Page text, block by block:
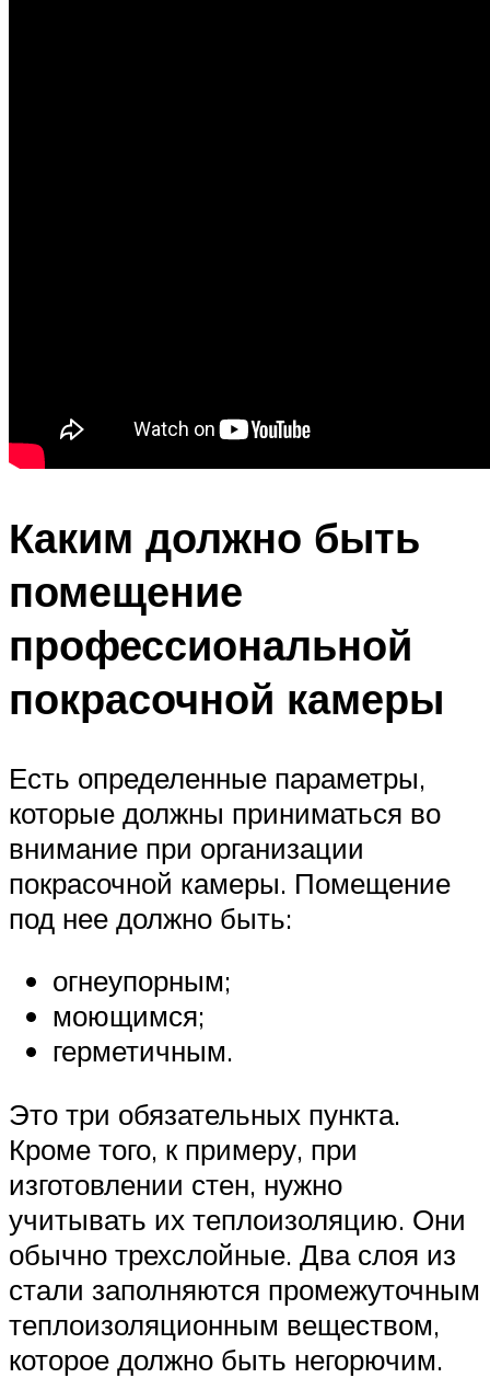
Каким должно быть
помещение
профессиональной
покрасочной камеры
Есть определенные параметры,
которые должны приниматься во
внимание при организации
покрасочной камеры. Помещение
под нее должно быть:
огнеупорным;
моющимся;
герметичным.
Это три обязательных пункта.
Кроме того, к примеру, при
изготовлении стен, нужно
учитывать их теплоизоляцию. Они
обычно трехслойные. Два слоя из
стали заполняются промежуточным
теплоизоляционным веществом,
которое должно быть негорючим.